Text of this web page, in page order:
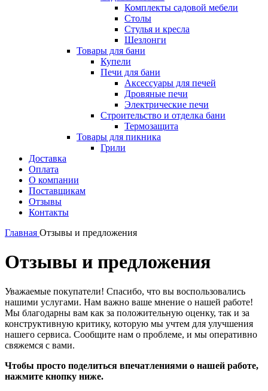
Комплекты садовой мебели
Столы
Стулья и кресла
Шезлонги
Товары для бани
Купели
Печи для бани
Аксессуары для печей
Дровяные печи
Электрические печи
Строительство и отделка бани
Термозащита
Товары для пикника
Грили
Доставка
Оплата
О компании
Поставщикам
Отзывы
Контакты
Главная Отзывы и предложения
Отзывы и предложения
Уважаемые покупатели! Спасибо, что вы воспользовались
нашими услугами. Нам важно ваше мнение о нашей работе!
Мы благодарны вам как за положительную оценку, так и за
конструктивную критику, которую мы учтем для улучшения
нашего сервиса. Cообщите нам о проблеме, и мы оперативно
свяжемся с вами.
Чтобы просто поделиться впечатлениями о нашей работе,
нажмите кнопку ниже.